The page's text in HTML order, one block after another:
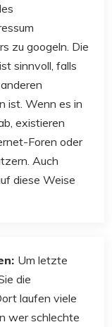
zu googeln. Die
sinnvoll, falls
ist. Wenn es in
existieren
Foren oder
Auch
diese Weise
Um letzte
die
laufen viele
wer schlechte